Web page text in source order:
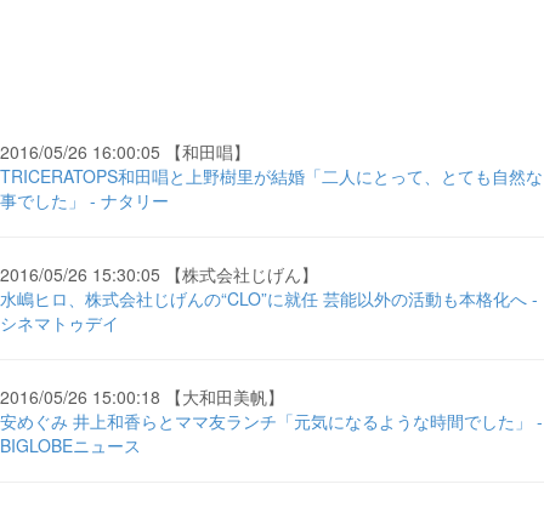
2016/05/26 16:00:05 【和田唱】
TRICERATOPS和田唱と上野樹里が結婚「二人にとって、とても自然な
事でした」 - ナタリー
2016/05/26 15:30:05 【株式会社じげん】
水嶋ヒロ、株式会社じげんの“CLO”に就任 芸能以外の活動も本格化へ -
シネマトゥデイ
2016/05/26 15:00:18 【大和田美帆】
安めぐみ 井上和香らとママ友ランチ「元気になるような時間でした」 -
BIGLOBEニュース